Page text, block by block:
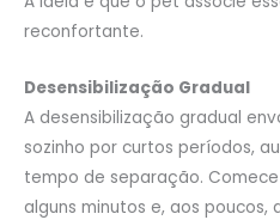
reconfortante.
Desensibilização Gradual
A desensibilização gradual
sozinho por curtos períodos,
tempo de separação.
alguns minutos e, aos